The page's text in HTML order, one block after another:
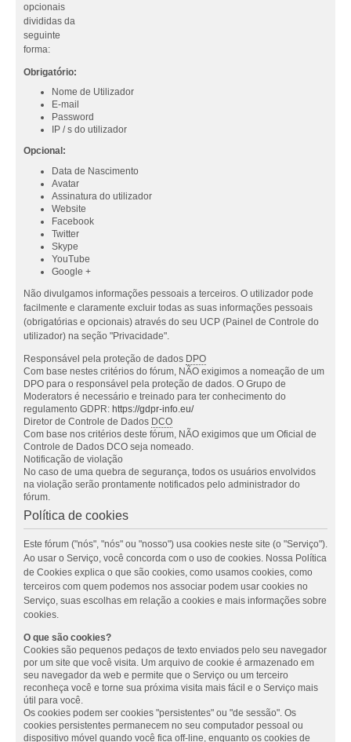
opcionais
divididas da
seguinte
forma:
Obrigatório:
Nome de Utilizador
E-mail
Password
IP / s do utilizador
Opcional:
Data de Nascimento
Avatar
Assinatura do utilizador
Website
Facebook
Twitter
Skype
YouTube
Google +
Não divulgamos informações pessoais a terceiros. O utilizador pode
facilmente e claramente excluir todas as suas informações pessoais
(obrigatórias e opcionais) através do seu UCP (Painel de Controle do
utilizador) na seção "Privacidade".
Responsável pela proteção de dados DPO
Com base nestes critérios do fórum, NÃO exigimos a nomeação de um
DPO para o responsável pela proteção de dados. O Grupo de
Moderators é necessário e treinado para ter conhecimento do
regulamento GDPR: https://gdpr-info.eu/
Diretor de Controle de Dados DCO
Com base nos critérios deste fórum, NÃO exigimos que um Oficial de
Controle de Dados DCO seja nomeado.
Notificação de violação
No caso de uma quebra de segurança, todos os usuários envolvidos
na violação serão prontamente notificados pelo administrador do
fórum.
Política de cookies
Este fórum ("nós", "nós" ou "nosso") usa cookies neste site (o "Serviço").
Ao usar o Serviço, você concorda com o uso de cookies. Nossa Política
de Cookies explica o que são cookies, como usamos cookies, como
terceiros com quem podemos nos associar podem usar cookies no
Serviço, suas escolhas em relação a cookies e mais informações sobre
cookies.
O que são cookies?
Cookies são pequenos pedaços de texto enviados pelo seu navegador
por um site que você visita. Um arquivo de cookie é armazenado em
seu navegador da web e permite que o Serviço ou um terceiro
reconheça você e torne sua próxima visita mais fácil e o Serviço mais
útil para você.
Os cookies podem ser cookies "persistentes" ou "de sessão". Os
cookies persistentes permanecem no seu computador pessoal ou
dispositivo móvel quando você fica off-line, enquanto os cookies de